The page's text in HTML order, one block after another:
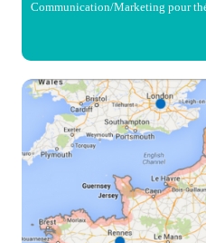
Communication/Marketing pour